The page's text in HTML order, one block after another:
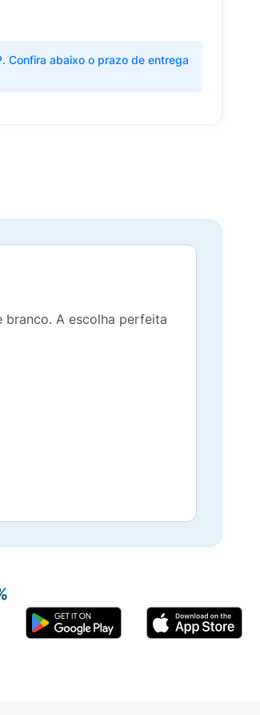
Confira abaixo o prazo de entrega
A escolha perfeita